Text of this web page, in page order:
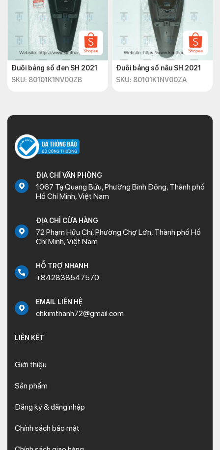
Đuôi bảng số đen SH 2021
SKU: 80101K1NV00ZB
Đuôi bảng số nâu SH 2021
SKU: 80101K1NV00ZA
ĐỊA CHỈ VĂN PHÒNG
1067 Tạ Quang Bửu, Phường Bình Đông, Thành phố
Hồ Chí Minh, Việt Nam
ĐỊA CHỈ CỬA HÀNG
72 Phạm Hữu Chí, Phường Chợ Lớn, Thành phố Hồ
Chí Minh, Việt Nam
HỖ TRỢ NHANH
+842838547570
EMAIL LIÊN HỆ
chkimthanh72@gmail.com
LIÊN KẾT
Giới thiệu
Sản phẩm
Đăng ký & đăng nhập
Chính sách bảo mật